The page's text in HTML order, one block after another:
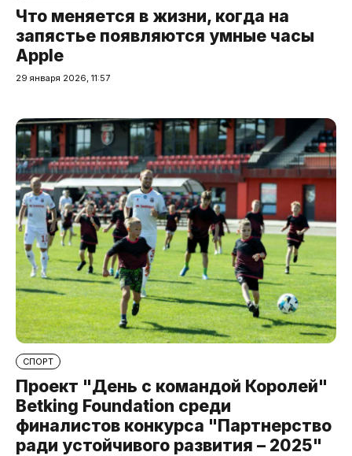
Что меняется в жизни, когда на
запястье появляются умные часы
Apple
29 января 2026, 11:57
СПОРТ
Проект "День с командой Королей"
Betking Foundation среди
финалистов конкурса "Партнерство
ради устойчивого развития – 2025"